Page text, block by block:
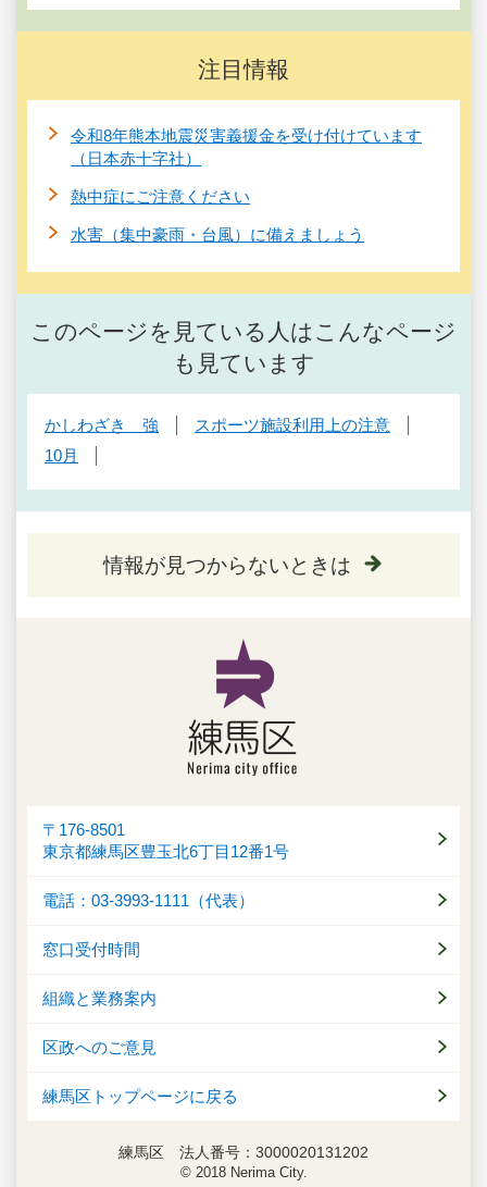
注目情報
令和8年熊本地震災害義援金を受け付けています
（日本赤十字社）
熱中症にご注意ください
水害（集中豪雨・台風）に備えましょう
このページを見ている人はこんなページ
も見ています
かしわざき 強
スポーツ施設利用上の注意
10月
情報が見つからないときは
〒176-8501
東京都練馬区豊玉北6丁目12番1号
電話：03-3993-1111（代表）
窓口受付時間
組織と業務案内
区政へのご意見
練馬区トップページに戻る
練馬区 法人番号：3000020131202
© 2018 Nerima City.